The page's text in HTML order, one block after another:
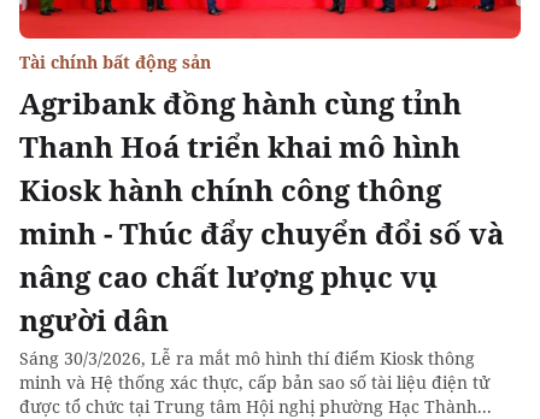
Agribank đồng hành cùng tỉnh
Thanh Hoá triển khai mô hình
Kiosk hành chính công thông
minh - Thúc đẩy chuyển đổi số và
nâng cao chất lượng phục vụ
người dân
Tài chính bất động sản
Sáng 30/3/2026, Lễ ra mắt mô hình thí điểm Kiosk thông
minh và Hệ thống xác thực, cấp bản sao số tài liệu điện tử
được tổ chức tại Trung tâm Hội nghị phường Hạc Thành...